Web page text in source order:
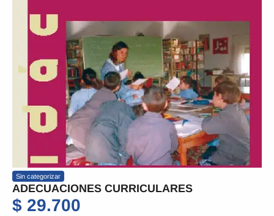
Sin categorizar
ADECUACIONES CURRICULARES
$ 29.700